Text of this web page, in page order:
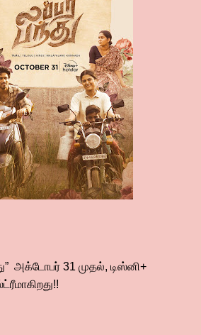
அக்டோபர் 31 முதல், டிஸ்னி+